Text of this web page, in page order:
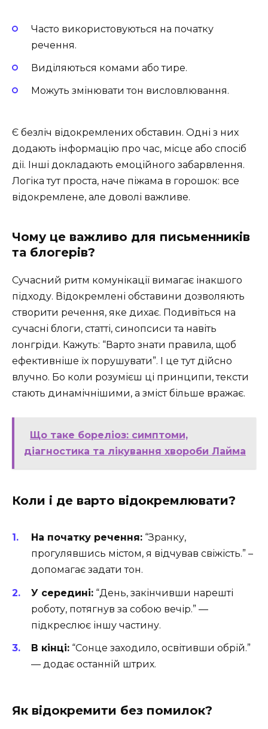
Часто використовуються на початку
речення.
Виділяються комами або тире.
Можуть змінювати тон висловлювання.
Є безліч відокремлених обставин. Одні з них
додають інформацію про час, місце або спосіб
дії. Інші докладають емоційного забарвлення.
Логіка тут проста, наче піжама в горошок: все
відокремлене, але доволі важливе.
Чому це важливо для письменників
та блогерів?
Сучасний ритм комунікації вимагає інакшого
підходу. Відокремлені обставини дозволяють
створити речення, яке дихає. Подивіться на
сучасні блоги, статті, синопсиси та навіть
лонгріди. Кажуть: “Варто знати правила, щоб
ефективніше їх порушувати”. І це тут дійсно
влучно. Бо коли розумієш ці принципи, тексти
стають динамічнішими, а зміст більше вражає.
Що таке бореліоз: симптоми,
діагностика та лікування хвороби Лайма
Коли і де варто відокремлювати?
На початку речення: “Зранку,
прогулявшись містом, я відчував свіжість.” –
допомагає задати тон.
У середині: “День, закінчивши нарешті
роботу, потягнув за собою вечір.” —
підкреслює іншу частину.
В кінці: “Сонце заходило, освітивши обрій.”
— додає останній штрих.
Як відокремити без помилок?